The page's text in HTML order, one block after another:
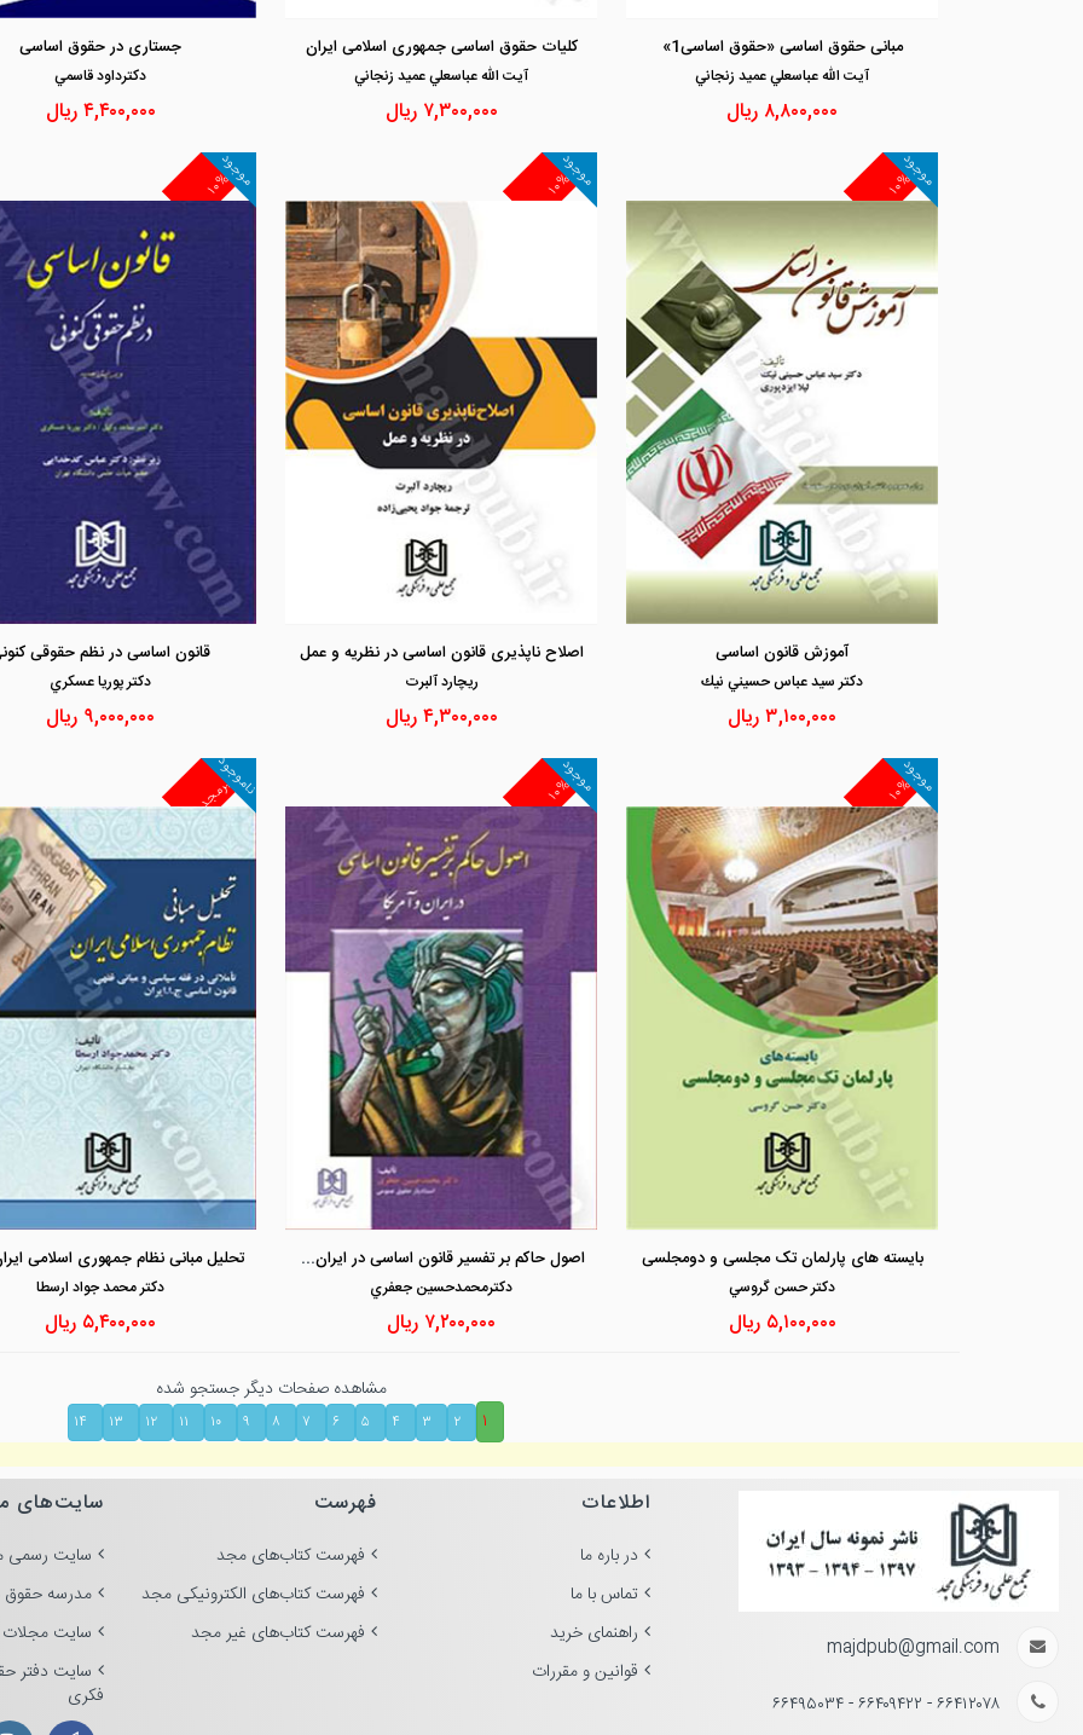
مبانی حقوق اساسی «حقوق اساسی1»
آيت الله عباسعلي عميد زنجاني
۸,۸۰۰,۰۰۰ ریال
کلیات حقوق اساسی جمهوری اسلامی ایران
آيت الله عباسعلي عميد زنجاني
۷,۳۰۰,۰۰۰ ریال
جستاری در حقوق اساسی
دكترداود قاسمي
۴,۴۰۰,۰۰۰ریال
۱۰%
موجود
مشاهده و خرید
آموزش قانون اساسی
دكتر سيد عباس حسيني نيك
۳,۱۰۰,۰۰۰ریال
۱۰%
موجود
اصلاح ناپذیری قانون اساسی در نظریه و عمل
ريچارد آلبرت
۴,۳۰۰,۰۰۰ریال
۱۰%
موجود
قانون اساسی در نظم حقوقی
دكتر پوريا عسكري
۹,۰۰۰,۰۰۰ ریال
۱۰%
موجود
بایسته های پارلمان تک مجلسی و دومجلسی
دكتر حسن گروسي
۵,۱۰۰,۰۰۰ ریال
۱۰%
موجود
مشاهده و خرید
اصول حاکم بر تفسیر قانون اساسی در ایران و امریکا
دكترمحمدحسين جعفري
۷,۲۰۰,۰۰۰ ریال
غیرمجد
ناموجود
دكتر محمد جواد ارسطا
۵,۴۰۰,۰۰۰ ریال
مشاهده صفحات دیگر جستجو شده
۱
۲ ۳ ۴ ۵ ۶ ۷ ۸ ۹ ۱۰ ۱۱ ۱۲ ۱۳ ۱۴
majdpub@gmail.com
۶۶۴۱۲۰۷۸ - ۶۶۴۰۹۴۲۲ - ۶۶۴۹۵۰۳۴
اطلاعات
در باره ما
تماس با ما
راهنمای خرید
قوانین و مقررات
فهرست
فهرست کتاب‌های مجد
فهرست کتاب‌های الکترونیکی مجد
فهرست کتاب‌های غیر مجد
سایت‌های
سایت رسمی
مدرسه
سایت
سایت دفتر
فکری